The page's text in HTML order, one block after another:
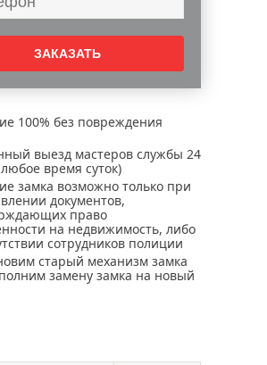
100% без повреждения
выезд мастеров службы 24
время суток)
замка возможно только при
документов,
право
на недвижимость, либо
сотрудников полиции
старый механизм замка
замену замка на новый